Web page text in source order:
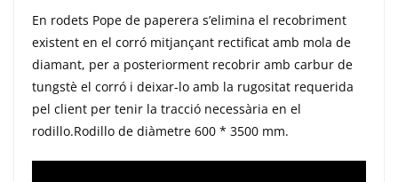
En rodets Pope de paperera s’elimina el recobriment
existent en el corró mitjançant rectificat amb mola de
diamant, per a posteriorment recobrir amb carbur de
tungstè el corró i deixar-lo amb la rugositat requerida
pel client per tenir la tracció necessària en el
rodillo.Rodillo de diàmetre 600 * 3500 mm.